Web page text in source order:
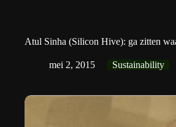
Atul Sinha (Silicon Hive): ga zitten
mei 2, 2015 Sustainability